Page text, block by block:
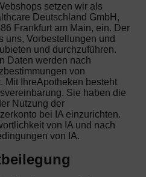
setzen wir als
Deutschland GmbH,
Frankfurt am Main, ein. Der
uns, Vorbestellungen und
und durchzuführen.
Daten werden nach
von
Mit IhreApotheken besteht
Sie haben die
Nutzung der
bei IA einzurichten.
von IA und nach
von IA.